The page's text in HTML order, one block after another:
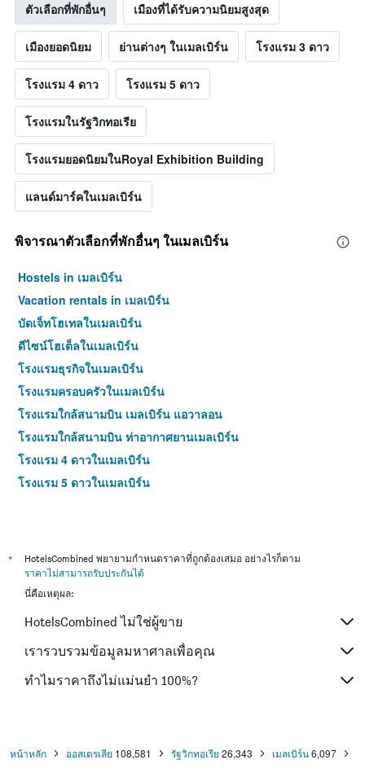
ตัวเลือกที่พักอื่นๆ เมืองที่ได้รับความนิยมสูงสุด
เมืองยอดนิยม ย่านต่างๆ ในเมลเบิร์น โรงแรม 3 ดาว
โรงแรม 4 ดาว โรงแรม 5 ดาว
โรงแรมในรัฐวิกทอเรีย
โรงแรมยอดนิยมในRoyal Exhibition Building
แลนด์มาร์คในเมลเบิร์น
พิจารณาตัวเลือกที่พักอื่นๆ ในเมลเบิร์น
Hostels in เมลเบิร์น
Vacation rentals in เมลเบิร์น
บัดเจ็ทโฮเทลในเมลเบิร์น
ดีไซน์โฮเต็ลในเมลเบิร์น
โรงแรมธุรกิจในเมลเบิร์น
โรงแรมครอบครัวในเมลเบิร์น
โรงแรมใกล้สนามบิน เมลเบิร์น แอวาลอน
โรงแรมใกล้สนามบิน ท่าอากาศยานเมลเบิร์น
โรงแรม 4 ดาวในเมลเบิร์น
โรงแรม 5 ดาวในเมลเบิร์น
*
HotelsCombined พยายามกำหนดราคาที่ถูกต้องเสมอ อย่างไรก็ตาม
ราคาไม่สามารถรับประกันได้
นี่คือเหตุผล:
HotelsCombined ไม่ใช่ผู้ขาย
เรารวบรวมข้อมูลมหาศาลเพื่อคุณ
ทำไมราคาถึงไม่แม่นยำ 100%?
หน้าหลัก ออสเตรเลีย 108,581 รัฐวิกทอเรีย 26,343 เมลเบิร์น 6,097